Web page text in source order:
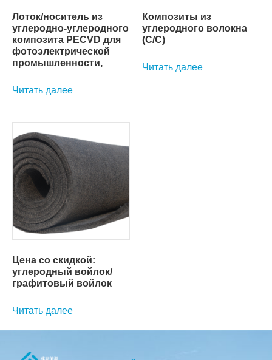
Лоток/носитель из
углеродно-углеродного
композита PECVD для
фотоэлектрической
промышленности,
Читать далее
Композиты из
углеродного волокна
(C/C)
Читать далее
Цена со скидкой:
углеродный войлок/
графитовый войлок
Читать далее